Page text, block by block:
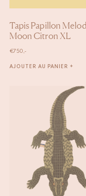
Tapis Papillon
Moon Citron XL
€750,-
AJOUTER AU PANIER +